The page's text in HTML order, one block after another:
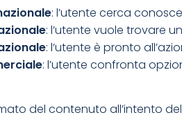
: l’utente cerca
: l’utente vuole trovare
: l’utente è pronto
: l’utente confronta
del contenuto all’intento